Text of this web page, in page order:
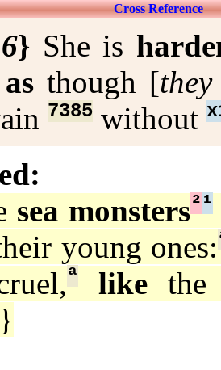
Cross Reference
}She is
as though [
7385 without
sea monsters²¹
young ones:
ª likethe
}